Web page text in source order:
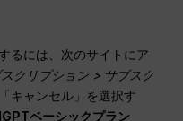
るには、次のサイトにア
クリプション > サブスク
キャンセル」を選択す
ベーシックプラン